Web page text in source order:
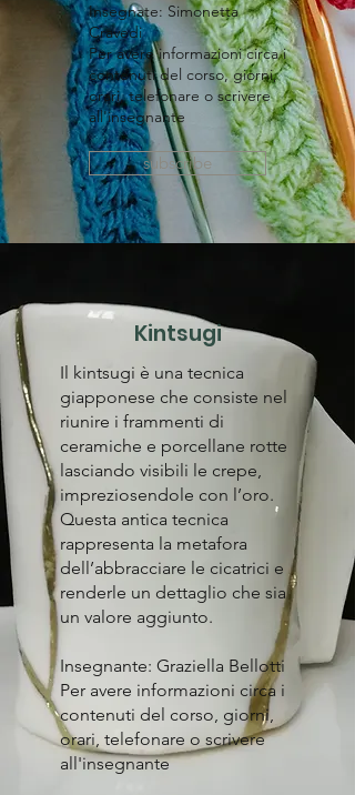
Insegnate: Simonetta
Cravedi
Per avere informazioni circa i
contenuti del corso, giorni,
orari, telefonare o scrivere
all'insegnante
subscribe
Kintsugi
Il kintsugi è una tecnica
giapponese che consiste nel
riunire i frammenti di
ceramiche e porcellane rotte
lasciando visibili le crepe,
impreziosendole con l’oro.
Questa antica tecnica
rappresenta la metafora
dell’abbracciare le cicatrici e
renderle un dettaglio che sia
un valore aggiunto.
Insegnante: Graziella Bellotti
Per avere informazioni circa i
contenuti del corso, giorni,
orari, telefonare o scrivere
all'insegnante